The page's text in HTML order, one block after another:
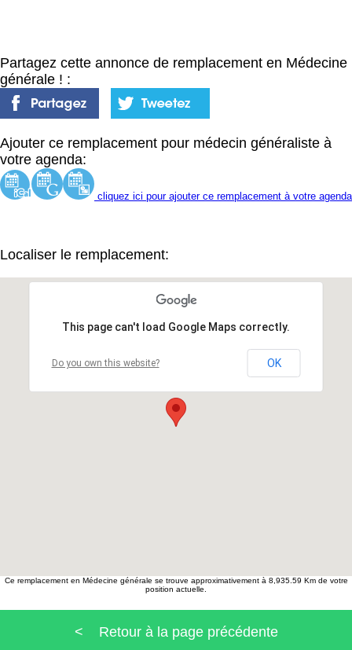
Partagez cette annonce de remplacement en Médecine
générale ! :
Ajouter ce remplacement pour médecin généraliste à
votre agenda:
cliquez ici pour ajouter ce remplacement à votre agenda
Localiser le remplacement:
This page can't load Google Maps correctly.
Do you own this website? OK
Ce remplacement en Médecine générale se trouve approximativement à 8,935.59 Km de votre
position actuelle.
< Retour à la page précédente